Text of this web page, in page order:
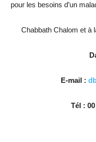
pour les besoins d’un
Chabbath Chalom et à
E-mail :
Tél :